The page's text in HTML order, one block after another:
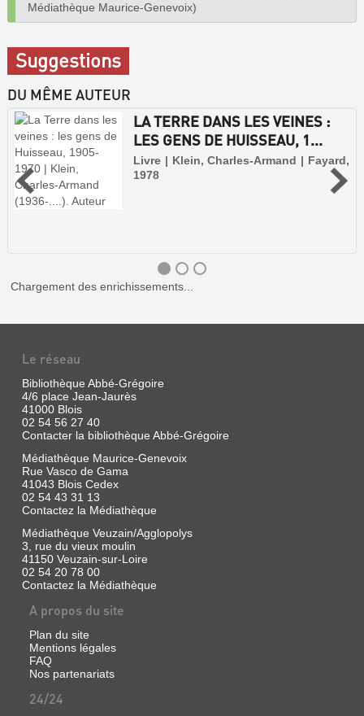
Médiathèque Maurice-Genevoix)
Suggestions
DU MÊME AUTEUR
LA TERRE DANS LES VEINES :
LES GENS DE HUISSEAU, 1...
Livre | Klein, Charles-Armand | Fayard,
1978
LA
TERRE
DANS
LES
VEINES
LES
Chargement des enrichissements...
Le réseau
Bibliothèque Abbé-Grégoire
4/6 place Jean-Jaurès
41000 Blois
02 54 56 27 40
Contacter la bibliothèque Abbé-Grégoire
Médiathèque Maurice-Genevoix
Rue Vasco de Gama
41043 Blois Cedex
02 54 43 31 13
Contactez la Médiathèque
Médiathèque Veuzain/Agglopolys
3, rue du vieux moulin
41150 Veuzain-sur-Loire
02 54 20 78 00
Contactez la Médiathèque
A propos du site
Plan du site
Mentions légales
FAQ
Nos partenariats
24/24